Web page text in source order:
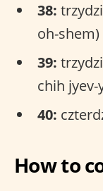
38:
oh-shem)
39:
chih jyev-
40:
How to